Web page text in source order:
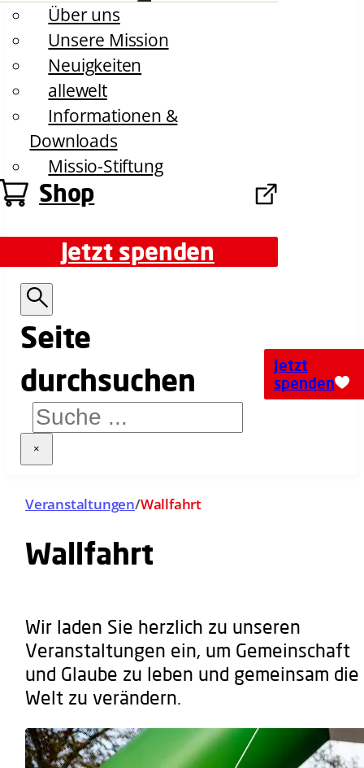
Über uns
Unsere Mission
Neuigkeiten
allewelt
Informationen &
Downloads
Missio-Stiftung
Shop
Jetzt spenden
×
Jetzt
spenden
Veranstaltungen/Wallfahrt
Wallfahrt
Wir laden Sie herzlich zu unseren
Veranstaltungen ein, um Gemeinschaft
und Glaube zu leben und gemeinsam die
Welt zu verändern.